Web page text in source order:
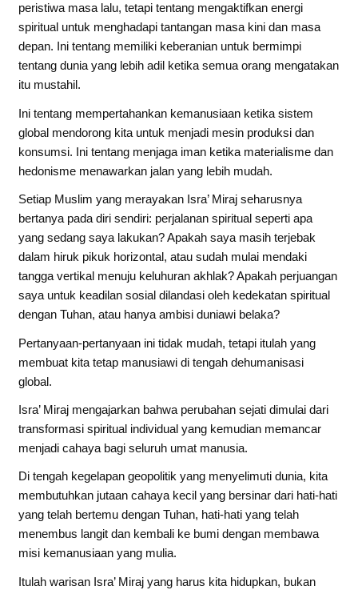
peristiwa masa lalu, tetapi tentang mengaktifkan energi
spiritual untuk menghadapi tantangan masa kini dan masa
depan. Ini tentang memiliki keberanian untuk bermimpi
tentang dunia yang lebih adil ketika semua orang mengatakan
itu mustahil.
Ini tentang mempertahankan kemanusiaan ketika sistem
global mendorong kita untuk menjadi mesin produksi dan
konsumsi. Ini tentang menjaga iman ketika materialisme dan
hedonisme menawarkan jalan yang lebih mudah.
Setiap Muslim yang merayakan Isra’ Miraj seharusnya
bertanya pada diri sendiri: perjalanan spiritual seperti apa
yang sedang saya lakukan? Apakah saya masih terjebak
dalam hiruk pikuk horizontal, atau sudah mulai mendaki
tangga vertikal menuju keluhuran akhlak? Apakah perjuangan
saya untuk keadilan sosial dilandasi oleh kedekatan spiritual
dengan Tuhan, atau hanya ambisi duniawi belaka?
Pertanyaan-pertanyaan ini tidak mudah, tetapi itulah yang
membuat kita tetap manusiawi di tengah dehumanisasi
global.
Isra’ Miraj mengajarkan bahwa perubahan sejati dimulai dari
transformasi spiritual individual yang kemudian memancar
menjadi cahaya bagi seluruh umat manusia.
Di tengah kegelapan geopolitik yang menyelimuti dunia, kita
membutuhkan jutaan cahaya kecil yang bersinar dari hati-hati
yang telah bertemu dengan Tuhan, hati-hati yang telah
menembus langit dan kembali ke bumi dengan membawa
misi kemanusiaan yang mulia.
Itulah warisan Isra’ Miraj yang harus kita hidupkan, bukan